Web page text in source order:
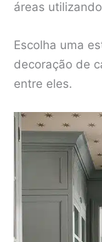
áreas
Escolha uma
decoração de
entre eles.